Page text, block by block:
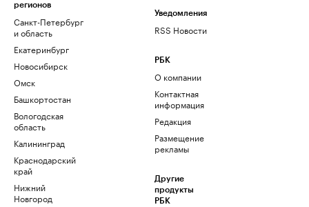
регионов
Санкт-Петербург
и область
Екатеринбург
Новосибирск
Омск
Башкортостан
Вологодская
область
Калининград
Краснодарский
край
Нижний
Новгород
Уведомления
RSS Новости
РБК
О компании
Контактная
информация
Редакция
Размещение
рекламы
Другие
продукты
РБК